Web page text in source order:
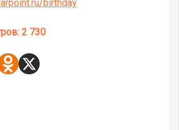
birthday
2 730